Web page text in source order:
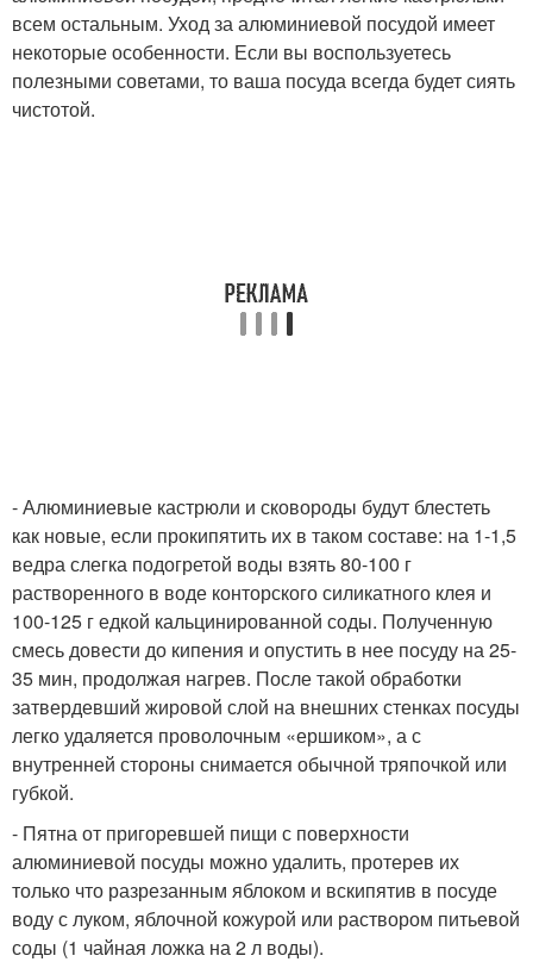
всем остальным. Уход за алюминиевой посудой имеет
некоторые особенности. Если вы воспользуетесь
полезными советами, то ваша посуда всегда будет сиять
чистотой.
- Алюминиевые кастрюли и сковороды будут блестеть
как новые, если прокипятить их в таком составе: на 1-1,5
ведра слегка подогретой воды взять 80-100 г
растворенного в воде конторского силикатного клея и
100-125 г едкой кальцинированной соды. Полученную
смесь довести до кипения и опустить в нее посуду на 25-
35 мин, продолжая нагрев. После такой обработки
затвердевший жировой слой на внешних стенках посуды
легко удаляется проволочным «ершиком», а с
внутренней стороны снимается обычной тряпочкой или
губкой.
- Пятна от пригоревшей пищи с поверхности
алюминиевой посуды можно удалить, протерев их
только что разрезанным яблоком и вскипятив в посуде
воду с луком, яблочной кожурой или раствором питьевой
соды (1 чайная ложка на 2 л воды).